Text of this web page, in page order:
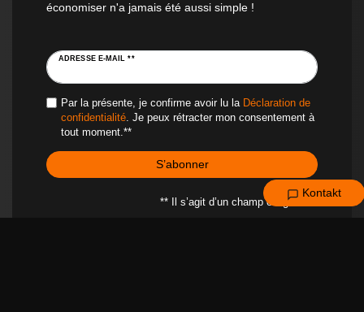
Kontakt
économiser n'a jamais été aussi simple !
ADRESSE E-MAIL **
Par la présente, je confirme avoir lu la Déclaration de
confidentialité. Je peux rétracter mon consentement à
tout moment.**
S’abonner
** Il s’agit d’un champ obligatoire.